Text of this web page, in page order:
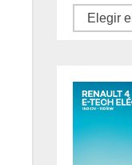
Archivos